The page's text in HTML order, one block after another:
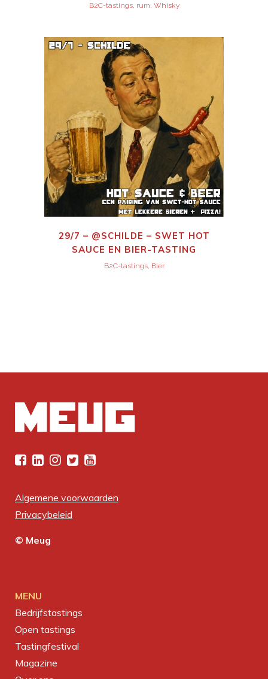
B2C-tastings, rum, Whisky
29/7 – @SCHILDE – SWET HOT
SAUCE EN BIER-TASTING
B2C-tastings, Bier
Algemene voorwaarden
Privacybeleid
© Meug
MENU
Bedrijfstastings
Open tastings
Tastingfestival
Magazine